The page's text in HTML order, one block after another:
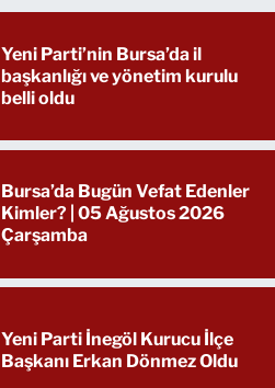
Yeni Parti’nin Bursa’da il
başkanlığı ve yönetim kurulu
belli oldu
Bursa’da Bugün Vefat Edenler
Kimler? | 05 Ağustos 2026
Çarşamba
Yeni Parti İnegöl Kurucu İlçe
Başkanı Erkan Dönmez Oldu